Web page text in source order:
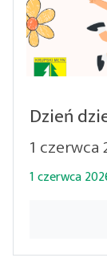
Dzień
1 czerwca
1 czerwca